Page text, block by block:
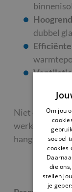
dubbel
Niet elke
werken het
hangt af van
Om jou
soepel
cookies
die
stellen
je